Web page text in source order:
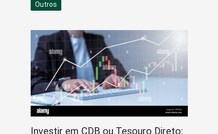
Outros
Investir em CDB ou Tesouro Direto: